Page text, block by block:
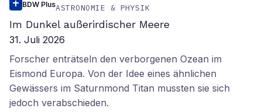
BDW PlusASTRONOMIE & PHYSIK
Im Dunkel außerirdischer Meere
31. Juli 2026
Forscher enträtseln den verborgenen Ozean im
Eismond Europa. Von der Idee eines ähnlichen
Gewässers im Saturnmond Titan mussten sie sich
jedoch verabschieden.